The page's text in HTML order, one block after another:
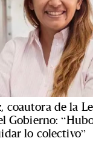
coautora de la
Gobierno:
lo colectivo”